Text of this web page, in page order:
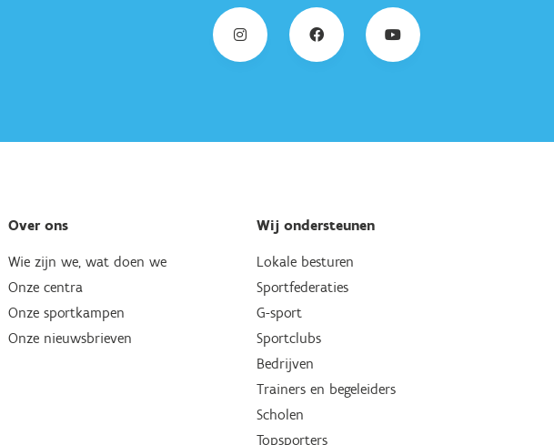
Over ons
Wie zijn we, wat doen we
Onze centra
Onze sportkampen
Onze nieuwsbrieven
Wij ondersteunen
Lokale besturen
Sportfederaties
G-sport
Sportclubs
Bedrijven
Trainers en begeleiders
Scholen
Topsporters